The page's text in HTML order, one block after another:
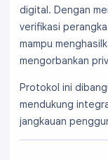
digital. Dengan
verifikasi
mampu
mengorbankan
Protokol ini
mendukung
jangkauan